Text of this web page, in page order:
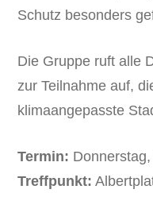
Schutz besonders
Die Gruppe ruft alle
zur Teilnahme auf,
klimaangepasste
Termin:
Treffpunkt: